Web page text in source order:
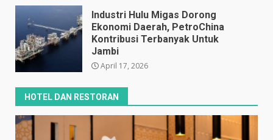
Industri Hulu Migas Dorong
Ekonomi Daerah, PetroChina
Kontribusi Terbanyak Untuk
Jambi
April 17, 2026
HOTEL DAN RESTORAN